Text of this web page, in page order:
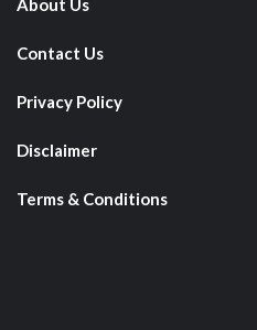
About Us
Contact Us
Privacy Policy
Disclaimer
Terms & Conditions